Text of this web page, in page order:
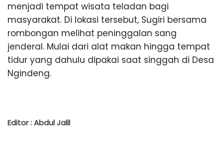
menjadi tempat wisata teladan bagi
masyarakat. Di lokasi tersebut, Sugiri bersama
rombongan melihat peninggalan sang
jenderal. Mulai dari alat makan hingga tempat
tidur yang dahulu dipakai saat singgah di Desa
Ngindeng.
Editor : Abdul Jalil